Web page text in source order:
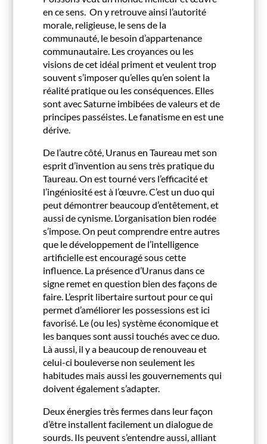
en ce sens. On y retrouve ainsi l’autorité
morale, religieuse, le sens de la
communauté, le besoin d’appartenance
communautaire. Les croyances ou les
visions de cet idéal priment et veulent trop
souvent s’imposer qu’elles qu’en soient la
réalité pratique ou les conséquences. Elles
sont avec Saturne imbibées de valeurs et de
principes passéistes. Le fanatisme en est une
dérive.
De l’autre côté, Uranus en Taureau met son
esprit d’invention au sens très pratique du
Taureau. On est tourné vers l’efficacité et
l’ingéniosité est à l’œuvre. C’est un duo qui
peut démontrer beaucoup d’entêtement, et
aussi de cynisme. L’organisation bien rodée
s’impose. On peut comprendre entre autres
que le développement de l’intelligence
artificielle est encouragé sous cette
influence. La présence d’Uranus dans ce
signe remet en question bien des façons de
faire. L’esprit libertaire surtout pour ce qui
permet d’améliorer les possessions est ici
favorisé. Le (ou les) système économique et
les banques sont aussi touchés avec ce duo.
Là aussi, il y a beaucoup de renouveau et
celui-ci bouleverse non seulement les
habitudes mais aussi les gouvernements qui
doivent également s’adapter.
Deux énergies très fermes dans leur façon
d’être installent facilement un dialogue de
sourds. Ils peuvent s’entendre aussi, alliant